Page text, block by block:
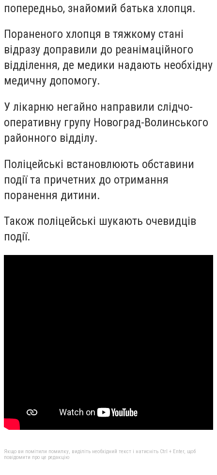
попередньо, знайомий батька хлопця.
Пораненого хлопця в тяжкому стані
відразу доправили до реанімаційного
відділення, де медики надають необхідну
медичну допомогу.
У лікарню негайно направили слідчо-
оперативну групу Новоград-Волинського
районного відділу.
Поліцейські встановлюють обставини
події та причетних до отримання
поранення дитини.
Також поліцейські шукають очевидців
події.
Якщо ви помітили помилку, виділіть необхідний текст і натисніть Ctrl + Enter, щоб
повідомити про це редакцію